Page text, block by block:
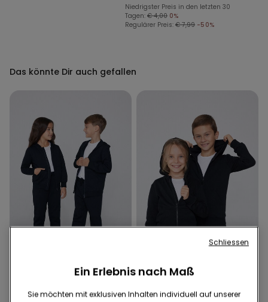
Niedrigster Preis in den letzten 30
Tagen: € 4,00 0%
Regulärer Preis: € 7,99 -50%
Das könnte Dir auch gefallen
Ein Erlebnis nach Maß
Sie möchten mit exklusiven Inhalten individuell auf unserer
Schliessen